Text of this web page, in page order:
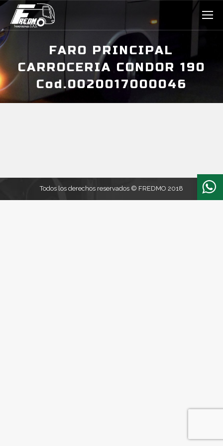
FARO PRINCIPAL
CARROCERIA CONDOR 190
Cod.0020017000046
Todos los derechos reservados © FREDMO 2018